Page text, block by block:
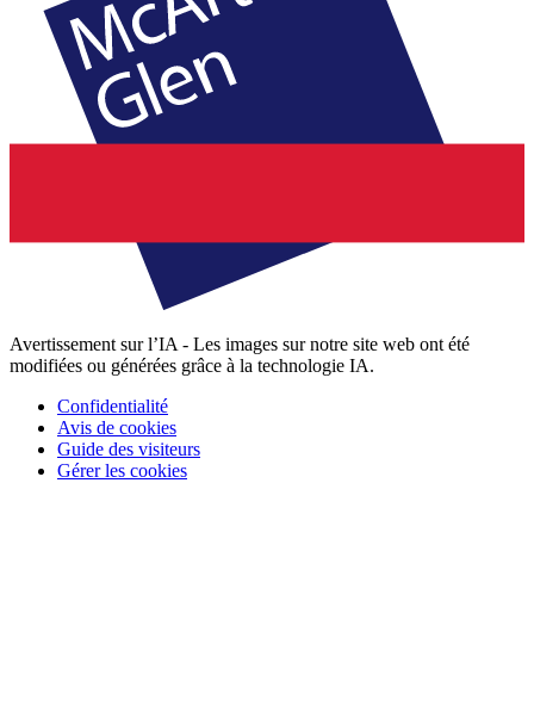
Avertissement sur l’IA - Les images sur notre site web ont été
modifiées ou générées grâce à la technologie IA.
Confidentialité
Avis de cookies
Guide des visiteurs
Gérer les cookies